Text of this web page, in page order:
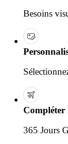
Besoins
Compléter
365 Jours